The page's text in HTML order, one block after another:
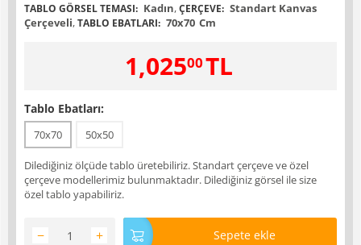
TABLO GÖRSEL TEMASI: Kadın,ÇERÇEVE: Standart Kanvas
Çerçeveli,TABLO EBATLARI: 70x70 Cm
1,02500TL
Tablo Ebatları:
70x70 50x50
Dilediğiniz ölçüde tablo üretebiliriz. Standart çerçeve ve özel
çerçeve modellerimiz bulunmaktadır. Dilediğiniz görsel ile size
özel tablo yapabiliriz.
+
− Sepete ekle